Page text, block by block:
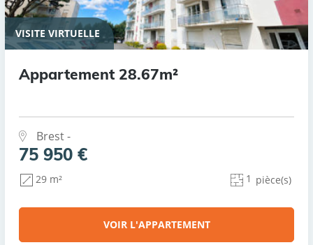
VISITE VIRTUELLE
Appartement 28.67m²
Brest -
75 950 €
29 m² 1 pièce(s)
VOIR L'APPARTEMENT